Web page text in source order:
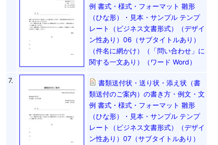
例 書式・様式・フォーマット 雛形
（ひな形）・見本・サンプル テンプ
レート（ビジネス文書形式）（デザイ
ン性あり）06（サブタイトルあり）
（件名に網かけ）（「問い合わせ」に
関する一文あり）（ワード Word）
7.
書類送付状・送り状・添え状（書
類送付のご案内）の書き方・例文・文
例 書式・様式・フォーマット 雛形
（ひな形）・見本・サンプル テンプ
レート（ビジネス文書形式）（デザイ
ン性あり）07（サブタイトルあり）